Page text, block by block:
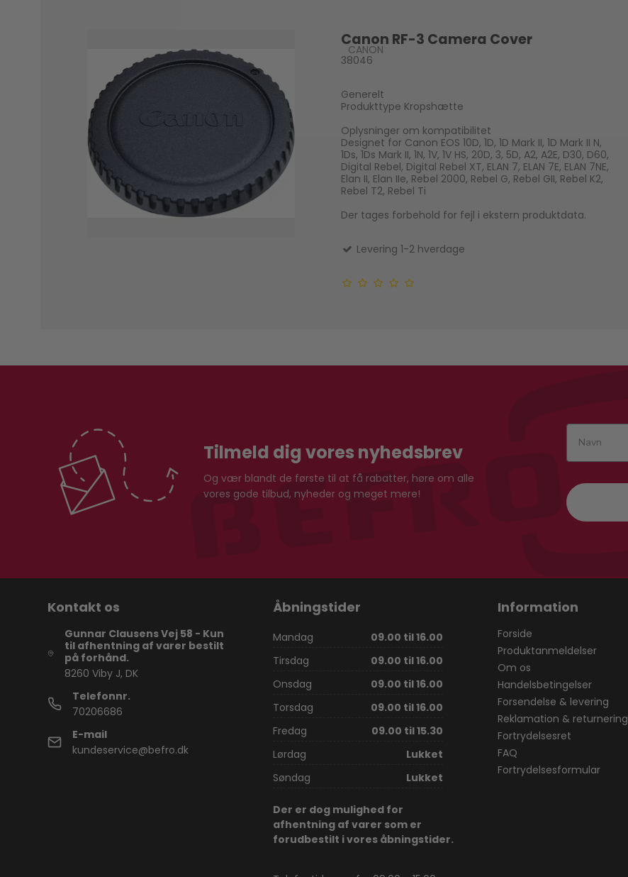
Canon RF-3 Camera Cover
CANON
38046
Generelt
Produkttype Kropshætte
Oplysninger om kompatibilitet
Designet for Canon EOS 10D, 1D, 1D Mark II, 1D Mark II N,
1Ds, 1Ds Mark II, 1N, 1V, 1V HS, 20D, 3, 5D, A2, A2E, D30, D60,
Digital Rebel, Digital Rebel XT, ELAN 7, ELAN 7E, ELAN 7NE,
Elan II, Elan IIe, Rebel 2000, Rebel G, Rebel GII, Rebel K2,
Rebel T2, Rebel Ti
Der tages forbehold for fejl i ekstern produktdata.
Levering 1-2 hverdage
Tilmeld dig vores nyhedsbrev
Og vær blandt de første til at få rabatter, høre om alle
vores gode tilbud, nyheder og meget mere!
Kontakt os
Gunnar Clausens Vej 58 - Kun
til afhentning af varer bestilt
på forhånd.
8260 Viby J, DK
Telefonnr.
70206686
E-mail
kundeservice@befro.dk
Åbningstider
Mandag
09.00 til 16.00
Tirsdag
09.00 til 16.00
Onsdag
09.00 til 16.00
Torsdag
09.00 til 16.00
Fredag
09.00 til 15.30
Lørdag
Lukket
Søndag
Lukket
Der er dog mulighed for
afhentning af varer som er
forudbestilt i vores åbningstider.
Information
Forside
Produktanmeldelser
Om os
Handelsbetingelser
Forsendelse & levering
Reklamation & returnering
Fortrydelsesret
FAQ
Fortrydelsesformular